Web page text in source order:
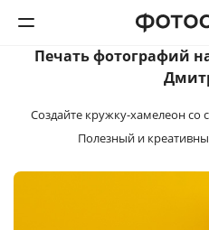
Печать фотографий
Создайте кружку-хамелеон
Полезный и